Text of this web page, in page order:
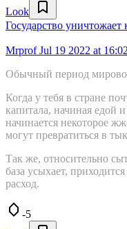
Look
Государство
MrprofJul 19 2022 at 16:02
Обычный период
Когда у тебя в стране
капитала, начиная едой
начинается некоторое
могут превратиться в
Так же, относительно
база усыхает,
расход.
-5